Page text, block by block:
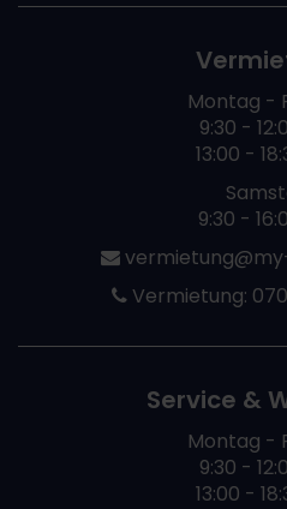
Montag -
9:30 -
13:00 -
9:30 -
Vermietung:
Service &
Montag -
9:30 -
13:00 -